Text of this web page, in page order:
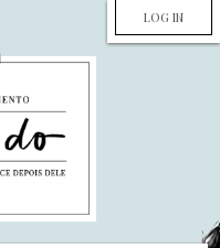
LOG IN